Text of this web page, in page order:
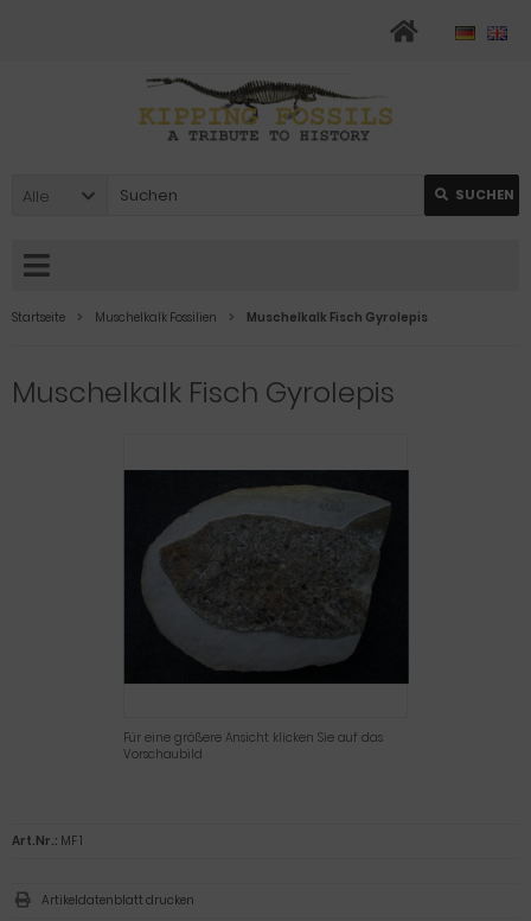
Alle SUCHEN
Startseite Muschelkalk Fossilien Muschelkalk Fisch Gyrolepis
Muschelkalk Fisch Gyrolepis
Für eine größere Ansicht klicken Sie auf das
Vorschaubild
Art.Nr.: MF 1
Artikeldatenblatt drucken